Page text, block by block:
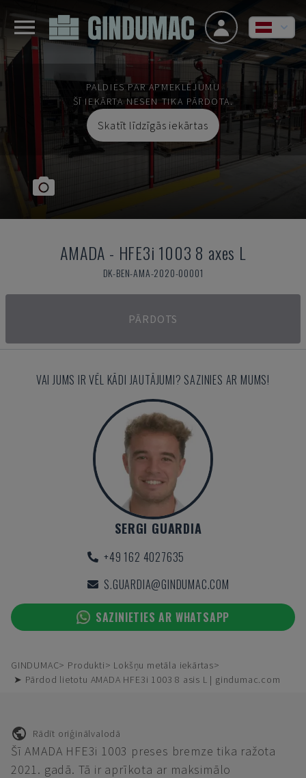
PALDIES PAR APMEKLĒJUMU
ŠĪ IEKĀRTA NESEN TIKA PĀRDOTA.
Skatīt līdzīgās iekārtas
AMADA - HFE3i 1003 8 axes L
DK-BEN-AMA-2020-00001
PĀRDOTS
VAI JUMS IR VĒL KĀDI JAUTĀJUMI? SAZINIES AR MUMS!
SERGI GUARDIA
+49 162 4027635
S.GUARDIA@GINDUMAC.COM
SAZINIETIES AR WHATSAPP
GINDUMAC Produkti
Lokšņu metāla iekārtas
➤ Pārdod lietotu AMADA HFE3i 1003 8 asis L | gindumac.com
Rādīt oriģinālvalodā
Šī AMADA HFE3i 1003 preses bremze tika ražota
2021. gadā. Tā ir aprīkota ar maksimālo